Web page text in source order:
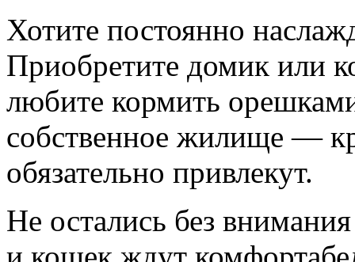
Хотите постоянно
Приобретите домик или
любите кормить
собственное жилище —
обязательно привлекут.
Не остались без